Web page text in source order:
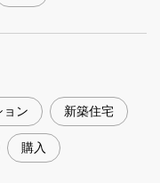
ョン 新築住宅
購入